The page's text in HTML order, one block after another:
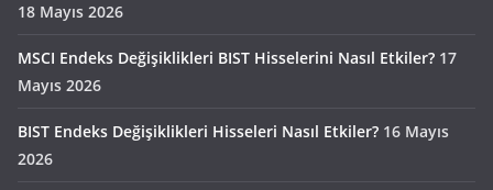
18 Mayıs 2026
MSCI Endeks Değişiklikleri BIST Hisselerini Nasıl Etkiler? 17
Mayıs 2026
BIST Endeks Değişiklikleri Hisseleri Nasıl Etkiler? 16 Mayıs
2026